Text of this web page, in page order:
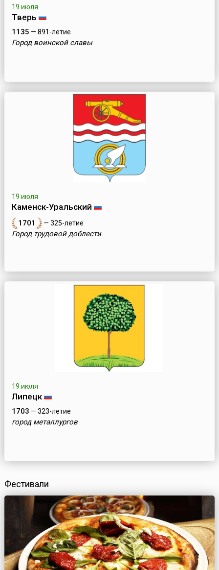
19 июля
Тверь
1135 — 891-летие
Город воинской славы
19 июля
Каменск-Уральский
1701 — 325-летие
Город трудовой доблести
19 июля
Липецк
1703 — 323-летие
город металлургов
Фестивали